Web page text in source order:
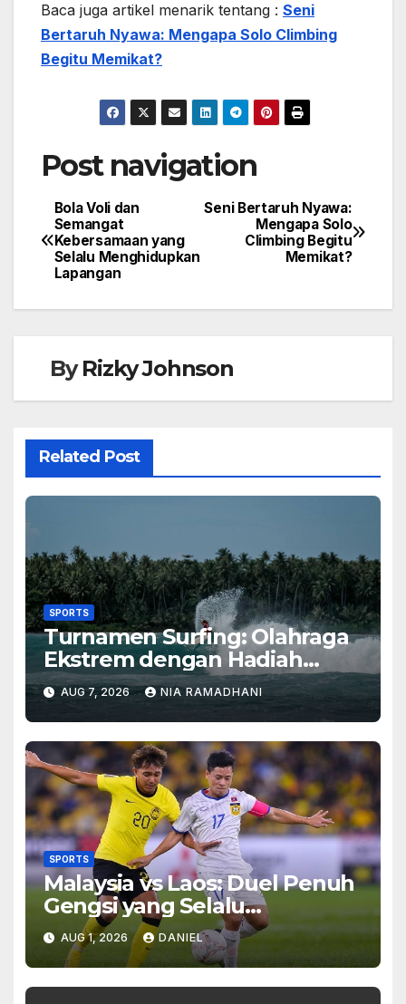
Baca juga artikel menarik tentang : Seni
Bertaruh Nyawa: Mengapa Solo Climbing
Begitu Memikat?
Post navigation
Seni Bertaruh Nyawa:
Mengapa Solo
Climbing Begitu
Memikat?
Bola Voli dan
Semangat
Kebersamaan yang
Selalu Menghidupkan
Lapangan
ByRizky Johnson
Related Post
SPORTS
Turnamen Surfing: Olahraga
Ekstrem dengan Hadiah
Besar
AUG 7, 2026 NIA RAMADHANI
SPORTS
Malaysia vs Laos: Duel Penuh
Gengsi yang Selalu
Menghadirkan Cerita Menarik
di Lapangan
AUG 1, 2026 DANIEL